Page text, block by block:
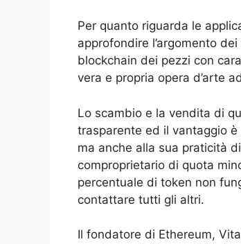
Per quanto riguarda le
approfondire l’argomento
blockchain dei pezzi con
vera e propria opera d’arte
Lo scambio e la vendita di
trasparente ed il vantaggio
ma anche alla sua praticità
comproprietario di quota
percentuale di token non
contattare tutti gli altri.
Il fondatore di Ethereum,